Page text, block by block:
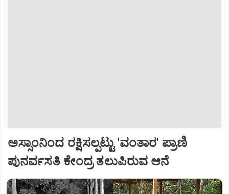
ಅಸ್ಸಾಂನಿಂದ ರಕ್ಷಿಸಲ್ಪಟ್ಟು 'ವಂತಾರ' ಪ್ರಾಣಿ
ಪುನರ್ವಸತಿ ಕೇಂದ್ರ ತಲುಪಿರುವ ಆನೆ